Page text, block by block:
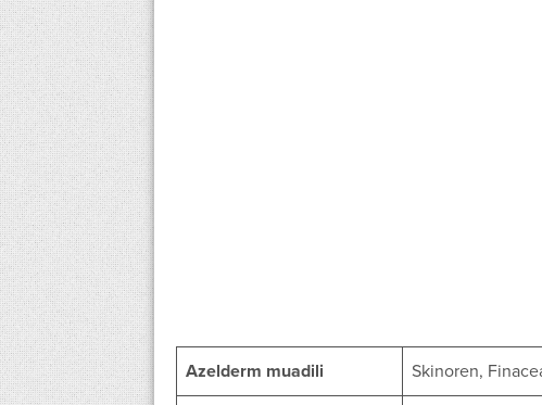
Azelderm muadili Skinoren,